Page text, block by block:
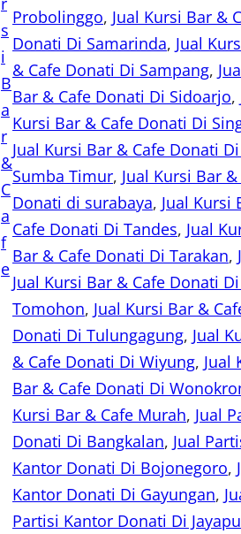
s
i
B
a
r
&
C
a
f
e
Probolinggo, Jual Kursi Bar &
Donati Di Samarinda, Jual
& Cafe Donati Di Sampang,
Bar & Cafe Donati Di Sidoarjo,
Kursi Bar & Cafe Donati Di
Jual Kursi Bar & Cafe Donati
Sumba Timur, Jual Kursi Bar
Donati di surabaya, Jual Kursi
Cafe Donati Di Tandes, Jual
Bar & Cafe Donati Di Tarakan,
Jual Kursi Bar & Cafe Donati
Tomohon, Jual Kursi Bar &
Donati Di Tulungagung, Jual
& Cafe Donati Di Wiyung, Jual
Bar & Cafe Donati Di
Kursi Bar & Cafe Murah, Jual
Donati Di Bangkalan, Jual
Kantor Donati Di Bojonegoro,
Kantor Donati Di Gayungan,
Partisi Kantor Donati Di